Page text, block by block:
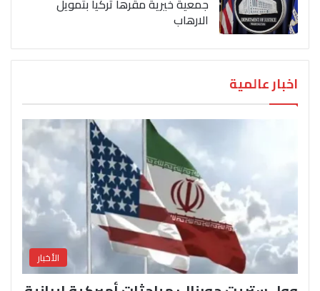
الارهاب
اخبار عالمية
الأخبار